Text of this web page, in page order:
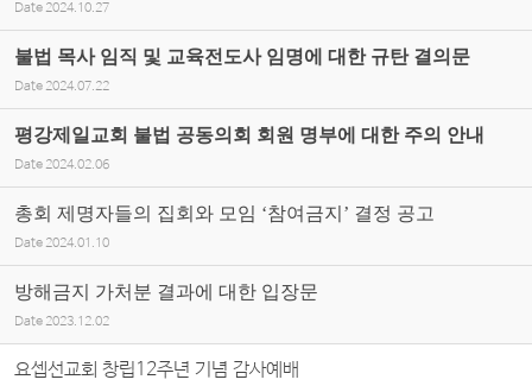
Date 2024.10.27
불법 목사 임직 및 교육전도사 임명에 대한 규탄 결의문
Date 2024.07.22
평강제일교회 불법 공동의회 회원 명부에 대한 주의 안내
Date 2024.02.06
총회 제명자들의 집회와 모임 ‘참여금지’ 결정 공고
Date 2024.01.10
방해금지 가처분 결과에 대한 입장문
Date 2023.12.02
요셉선교회 창립12주년 기념 감사예배